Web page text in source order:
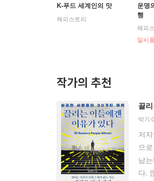
K-푸드 세계인의 맛
해피스토리
운명
행
해피
일시
작가의 추천
끌
박기
저
으
남
다.